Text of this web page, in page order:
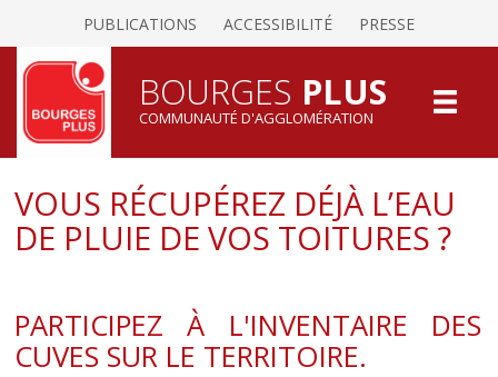
PUBLICATIONS ACCESSIBILITÉ PRESSE
BOURGES PLUS
COMMUNAUTÉ D'AGGLOMÉRATION
VOUS RÉCUPÉREZ DÉJÀ L’EAU
DE PLUIE DE VOS TOITURES ?
PARTICIPEZ À L'INVENTAIRE DES
CUVES SUR LE TERRITOIRE.